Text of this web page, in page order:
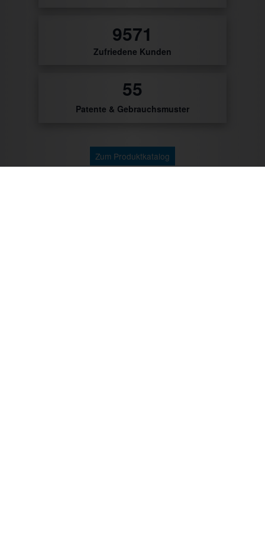
0
Zufriedene Kunden
0
Patente & Gebrauchsmuster
Zum Produktkatalog